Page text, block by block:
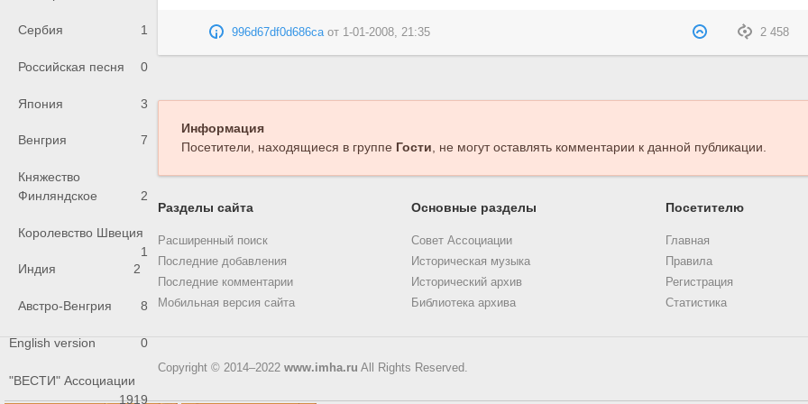
Сербия 1
Российская песня 0
Япония 3
Венгрия 7
Княжество
Финляндское
2
Королевство Швеция
1
Индия
2
Австро-Венгрия 8
English version 0
"ВЕСТИ" Ассоциации
1919
2 458
996d67df0d686caот 1-01-2008, 21:35
Информация
Посетители, находящиеся в группе Гости, не могут оставлять комментарии к данной публикации.
Разделы сайта
Расширенный поиск
Последние добавления
Последние комментарии
Мобильная версия сайта
Основные разделы
Совет Ассоциации
Историческая музыка
Исторический архив
Библиотека архива
Посетителю
Главная
Правила
Регистрация
Статистика
Copyright © 2014–2022 www.imha.ru All Rights Reserved.